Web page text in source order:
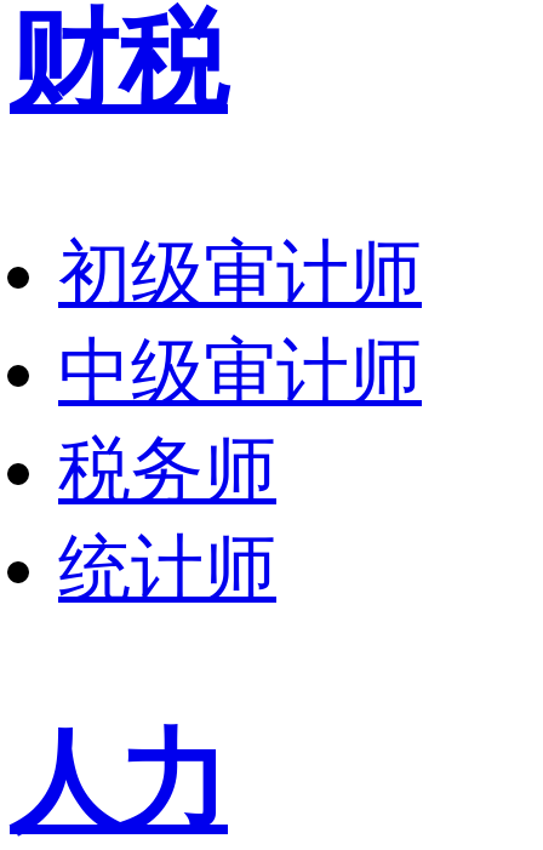
财税
初级审计师
中级审计师
税务师
统计师
人力